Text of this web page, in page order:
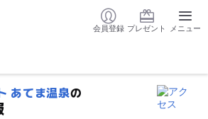
会員登録 プレゼント メニュー
あてま温泉の